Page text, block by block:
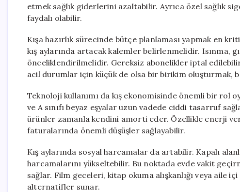
etmek sağlık giderlerini azaltabilir. Ayrıca özel sağlık
faydalı olabilir.
Kışa hazırlık sürecinde bütçe planlaması yapmak en
kış aylarında artacak kalemler belirlenmelidir. Isınma,
önceliklendirilmelidir. Gereksiz abonelikler iptal
acil durumlar için küçük de olsa bir birikim oluşturmak,
Teknoloji kullanımı da kış ekonomisinde önemli bir
ve A sınıfı beyaz eşyalar uzun vadede ciddi tasarruf
ürünler zamanla kendini amorti eder. Özellikle enerji
faturalarında önemli düşüşler sağlayabilir.
Kış aylarında sosyal harcamalar da artabilir. Kapalı
harcamalarını yükseltebilir. Bu noktada evde vakit
sağlar. Film geceleri, kitap okuma alışkanlığı veya aile
alternatifler sunar.